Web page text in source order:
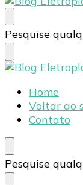
Blog Eletroplast
Especialistas
Procurando
algo?
Pesquise
Blog Eletroplast
Especialistas
Home
Voltar ao
Contato
Procurando
algo?
Pesquise